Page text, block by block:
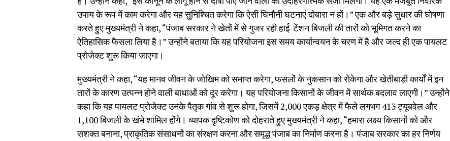
उपाय के रूप में काम करेगा और यह सुनिश्चित करेगा कि ऐसी घिनौनी घटनाएं दोबारा न हों।” एक और बड़े सुधार की घोषणा
करते हुए मुख्यमंत्री ने कहा, “पंजाब सरकार ने खेतों में से गुजर रही हाई-टेंशन बिजली की तारों को भूमिगत करने का
ऐतिहासिक फैसला लिया है।” उन्होंने बताया कि यह परियोजना इस समय कार्यान्वयन के चरण में है और जल्द ही एक पायलट
प्रोजेक्ट शुरू किया जाएगा।
मुख्यमंत्री ने कहा, “यह मानव जीवन के जोखिम को समाप्त करेगा, फसलों के नुकसान को रोकेगा और खेतीबाड़ी कार्यों में इन
तारों के कारण उत्पन्न होने वाली बाधाओं को दूर करेगा। यह परियोजना किसानों के जीवन में सार्थक बदलाव लाएगी।” उन्होंने
कहा कि यह पायलट प्रोजेक्ट उनके पैतृक गांव से शुरू होगा, जिसमें 2,000 एकड़ क्षेत्र में फैले लगभग 413 ट्यूबवेल और
1,100 बिजली के खंभे शामिल होंगे। व्यापक दृष्टिकोण को दोहराते हुए मुख्यमंत्री ने कहा, “हमारा लक्ष्य किसानों को और
सशक्त बनाना, प्राकृतिक संसाधनों का संरक्षण करना और समृद्ध पंजाब का निर्माण करना है। पंजाब सरकार का हर निर्णय